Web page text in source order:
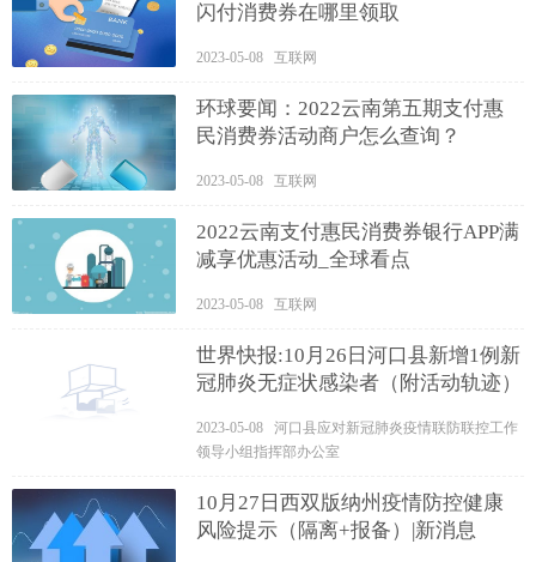
闪付消费券在哪里领取
2023-05-08 互联网
环球要闻：2022云南第五期支付惠
民消费券活动商户怎么查询？
2023-05-08 互联网
2022云南支付惠民消费券银行APP满
减享优惠活动_全球看点
2023-05-08 互联网
世界快报:10月26日河口县新增1例新
冠肺炎无症状感染者（附活动轨迹）
2023-05-08 河口县应对新冠肺炎疫情联防联控工作
领导小组指挥部办公室
10月27日西双版纳州疫情防控健康
风险提示（隔离+报备）|新消息